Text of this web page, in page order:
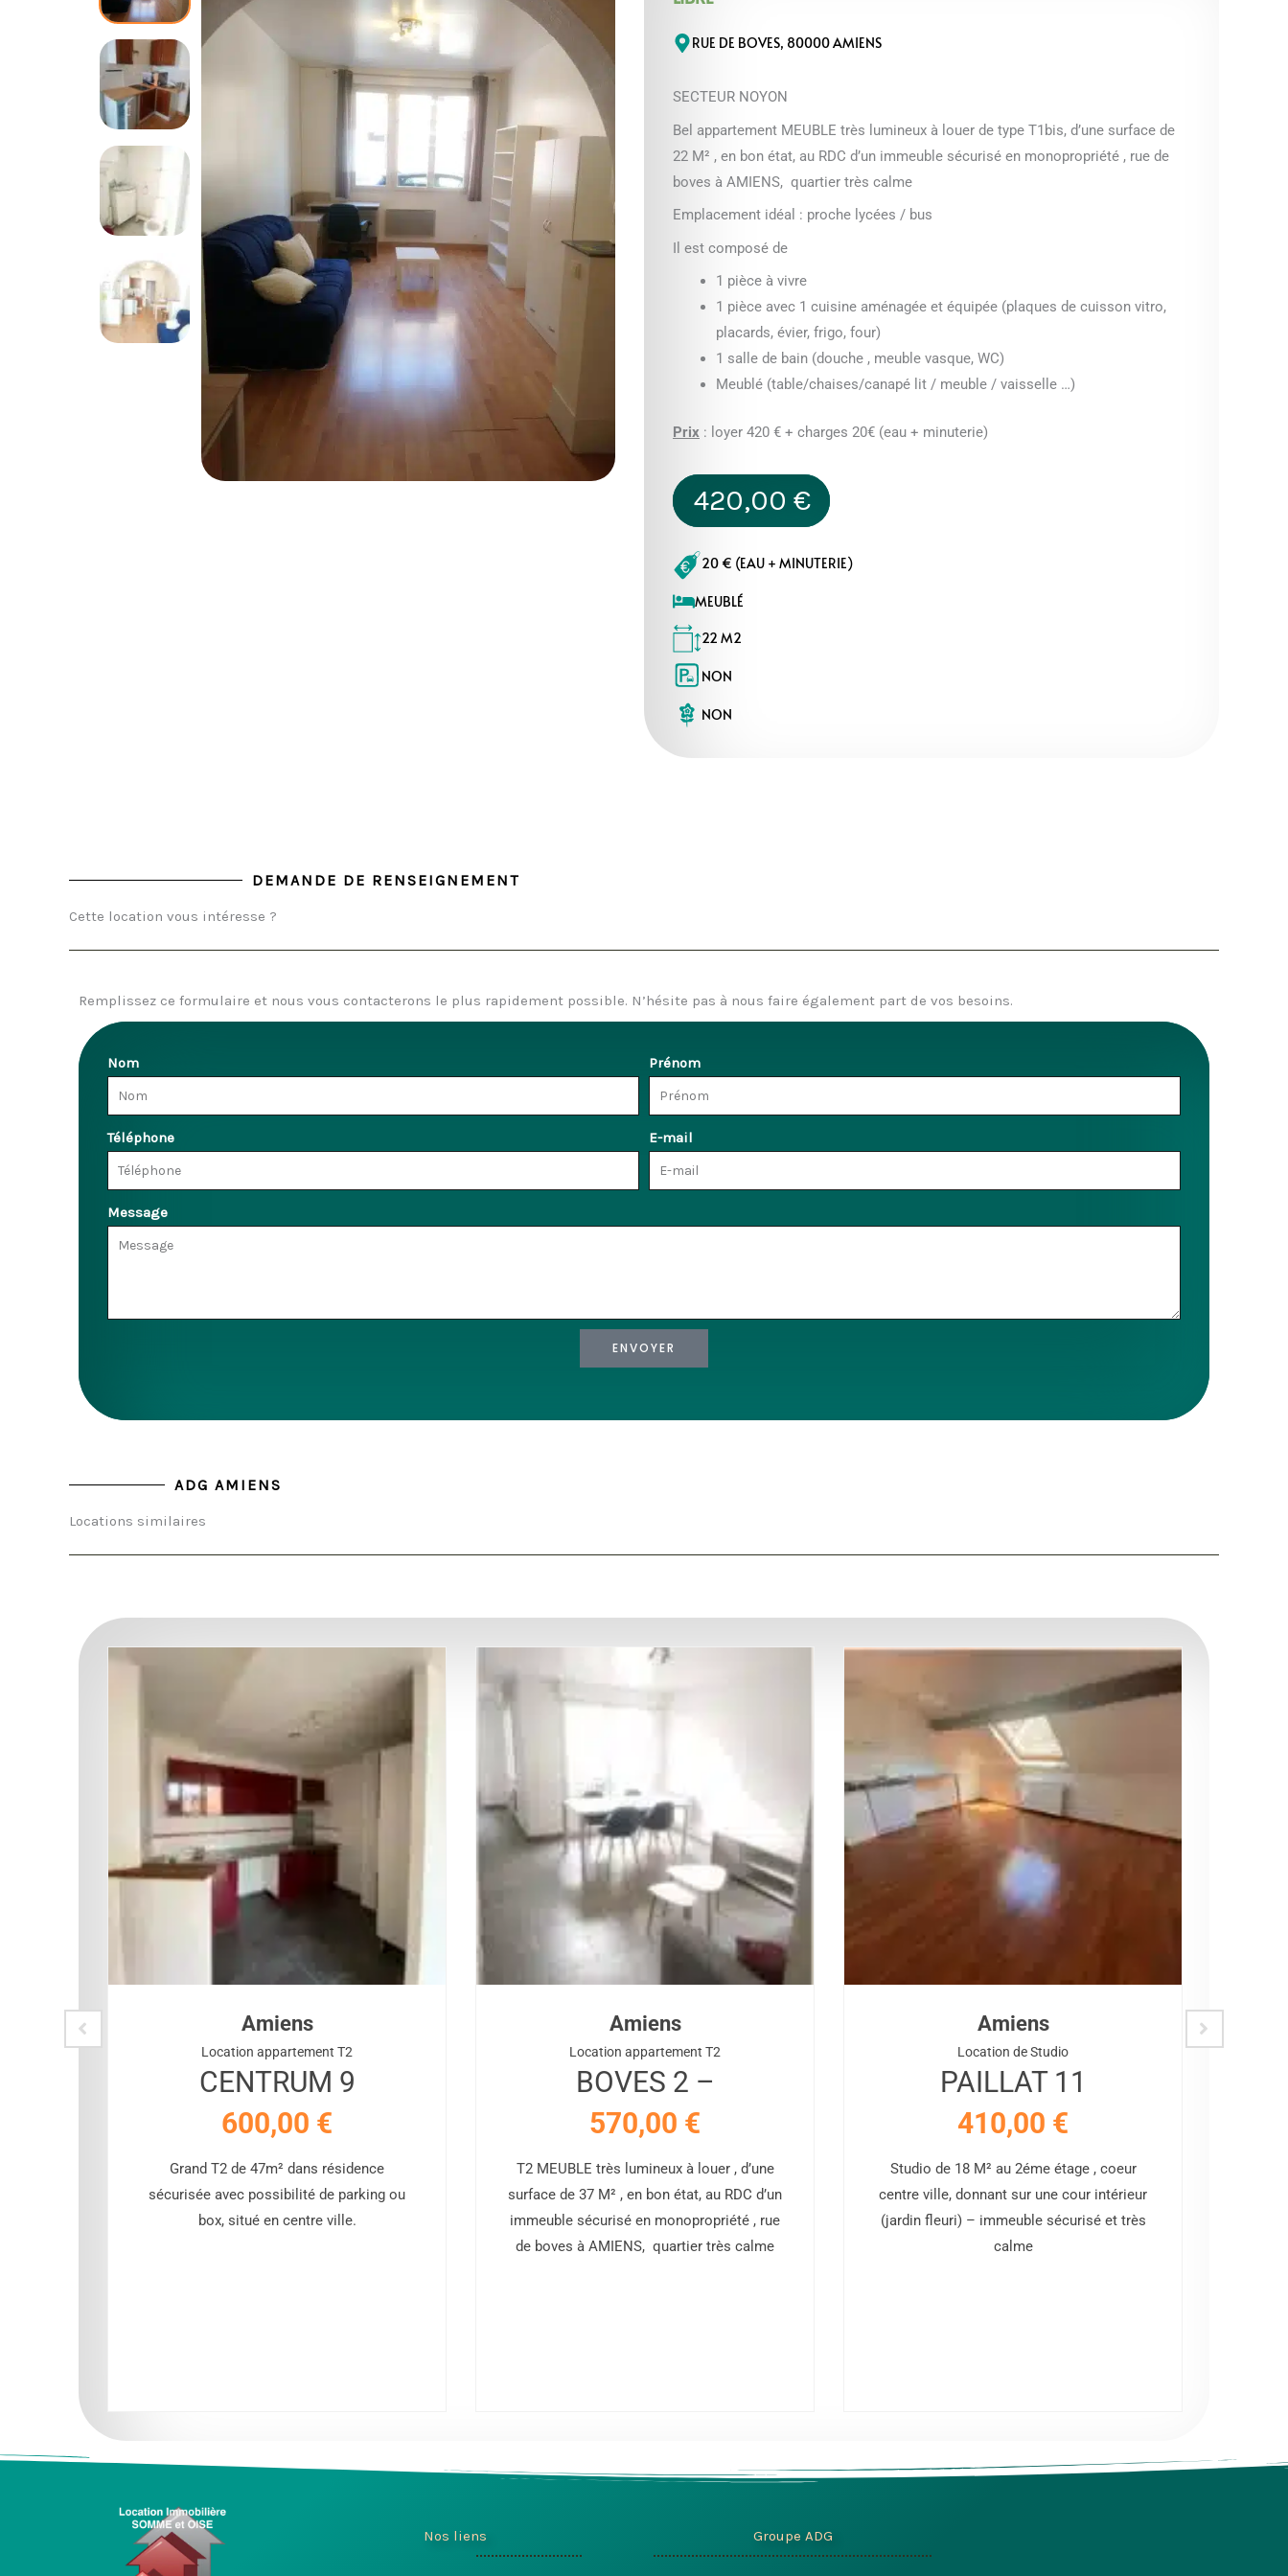
RUE DE BOVES, 80000 AMIENS
SECTEUR NOYON
Bel appartement MEUBLE très lumineux à louer de type T1bis, d’une surface de
22 M² , en bon état, au RDC d’un immeuble sécurisé en monopropriété , rue de
boves à AMIENS, quartier très calme
Emplacement idéal : proche lycées / bus
Il est composé de
1 pièce à vivre
1 pièce avec 1 cuisine aménagée et équipée (plaques de cuisson vitro,
placards, évier, frigo, four)
1 salle de bain (douche , meuble vasque, WC)
Meublé (table/chaises/canapé lit / meuble / vaisselle …)
Prix : loyer 420 € + charges 20€ (eau + minuterie)
420,00 €
20 € (EAU + MINUTERIE)
MEUBLÉ
22 M2
NON
NON
DEMANDE DE RENSEIGNEMENT
Cette location vous intéresse ?
Remplissez ce formulaire et nous vous contacterons le plus rapidement possible. N’hésite pas à nous faire également part de vos besoins.
Nom Prénom
Téléphone E-mail
Message
ENVOYER
ADG AMIENS
Locations similaires
Amiens
Location appartement T2
CENTRUM 9
600,00 €
Grand T2 de 47m² dans résidence
sécurisée avec possibilité de parking ou
box, situé en centre ville.
Amiens
Location appartement T2
BOVES 2 –
570,00 €
T2 MEUBLE très lumineux à louer , d’une
surface de 37 M² , en bon état, au RDC d’un
immeuble sécurisé en monopropriété , rue
de boves à AMIENS, quartier très calme
Amiens
Location de Studio
PAILLAT 11
410,00 €
Studio de 18 M² au 2éme étage , coeur
centre ville, donnant sur une cour intérieur
(jardin fleuri) – immeuble sécurisé et très
calme
Nos liens Groupe ADG